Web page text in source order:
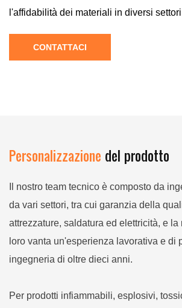
l'affidabilità dei materiali in diversi
CONTATTACI
Personalizzazione del prodotto
Il nostro team tecnico è composto da
da vari settori, tra cui garanzia della
attrezzature, saldatura ed elettricità, e la
loro vanta un'esperienza lavorativa e di
ingegneria di oltre dieci anni.
Per prodotti infiammabili, esplosivi,